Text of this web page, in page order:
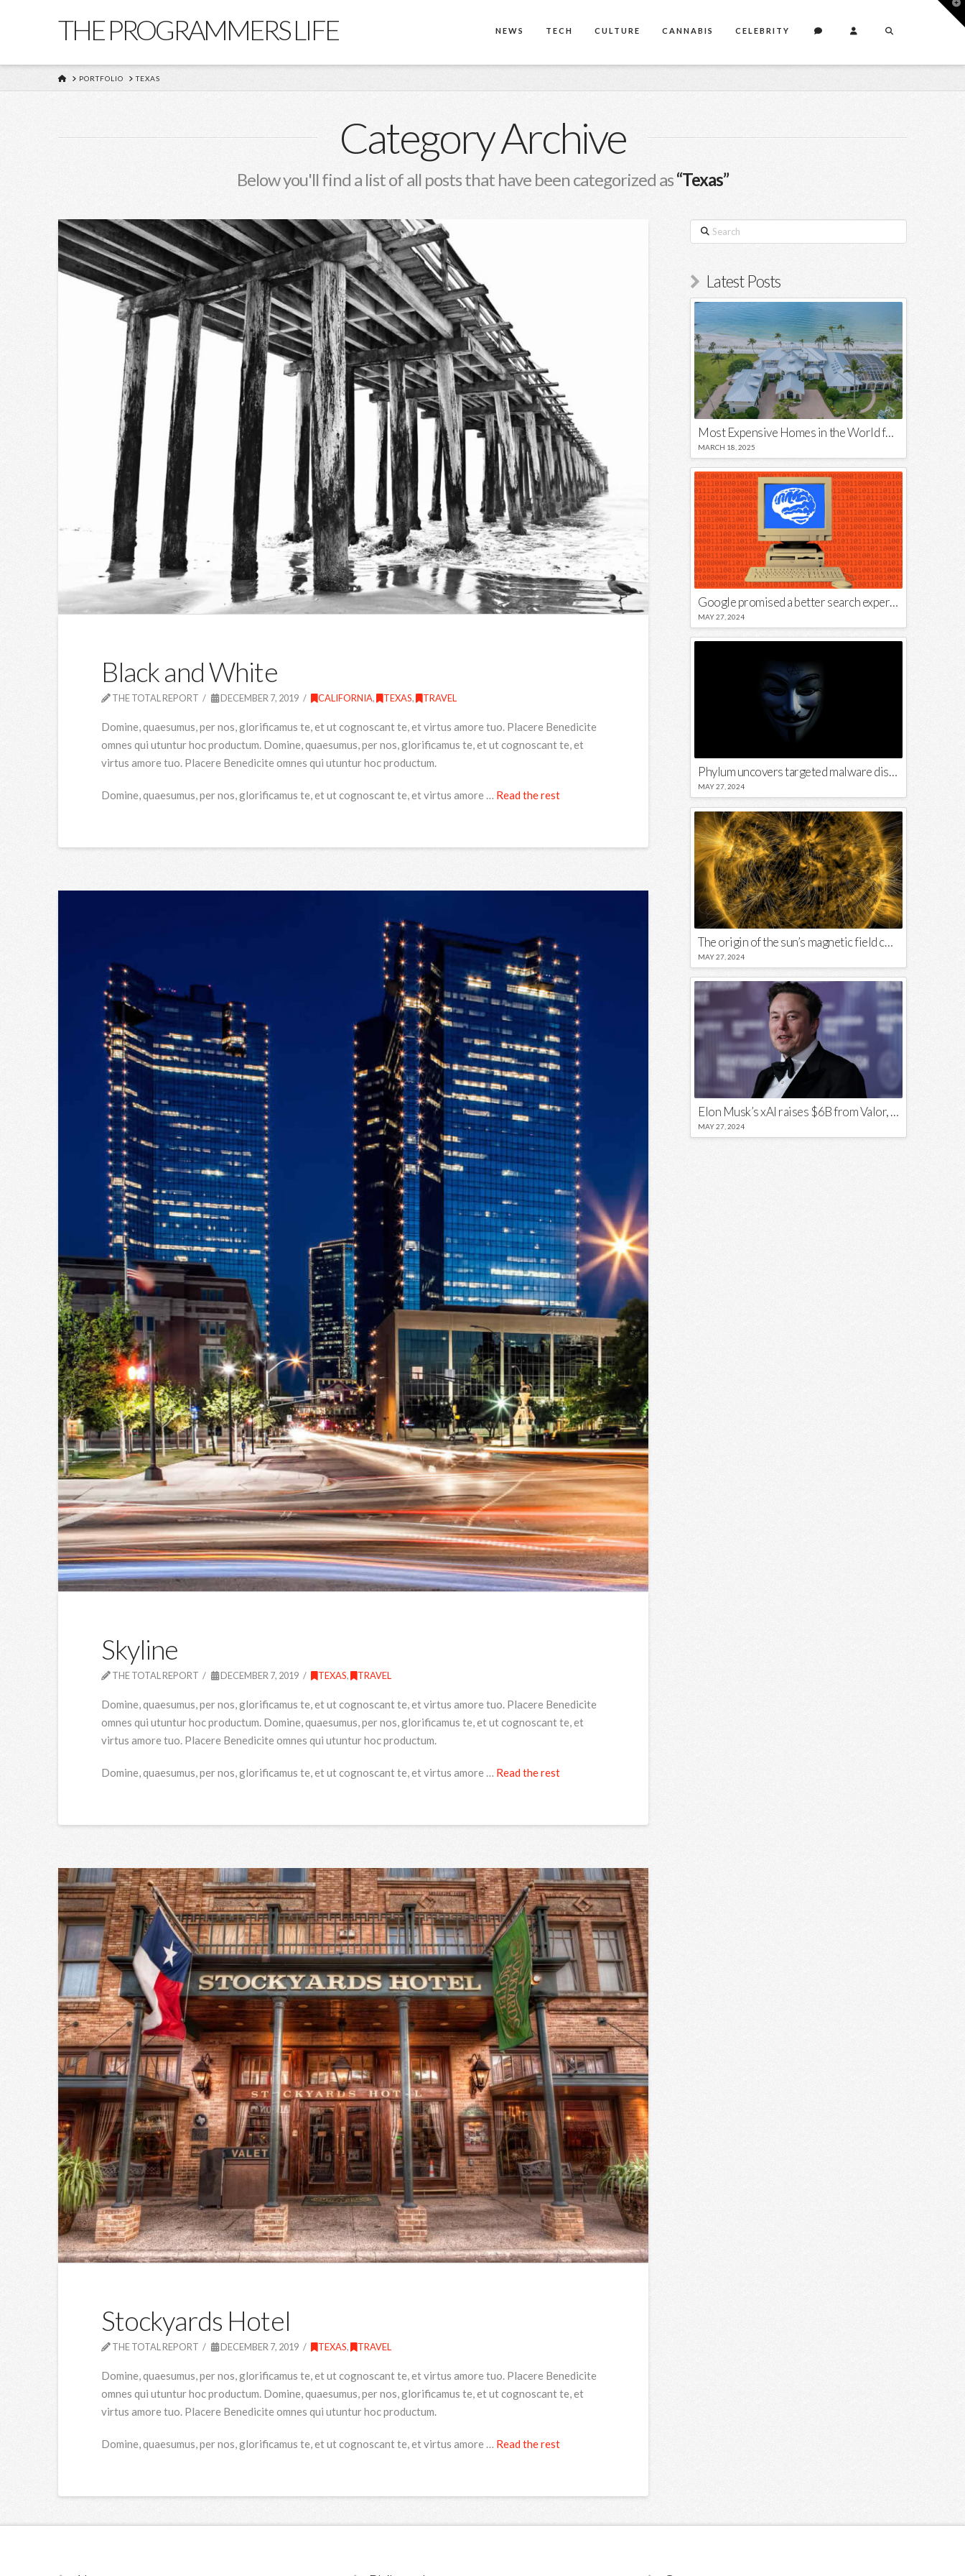
THE PROGRAMMERS LIFE NEWS TECH CULTURE CANNABIS CELEBRITY
HOMEPORTFOLIO TEXAS
Category Archive
Below you'll find a list of all posts that have been categorized as“Texas”
Black and White
THE TOTAL REPORT DECEMBER 7, 2019 CALIFORNIA, TEXAS, TRAVEL
Domine, quaesumus, per nos, glorificamus te, et ut cognoscant te, et virtus amore tuo. Placere Benedicite
omnes qui utuntur hoc productum. Domine, quaesumus, per nos, glorificamus te, et ut cognoscant te, et
virtus amore tuo. Placere Benedicite omnes qui utuntur hoc productum.
Domine, quaesumus, per nos, glorificamus te, et ut cognoscant te, et virtus amore … Read the rest
Skyline
THE TOTAL REPORT DECEMBER 7, 2019 TEXAS, TRAVEL
Domine, quaesumus, per nos, glorificamus te, et ut cognoscant te, et virtus amore tuo. Placere Benedicite
omnes qui utuntur hoc productum. Domine, quaesumus, per nos, glorificamus te, et ut cognoscant te, et
virtus amore tuo. Placere Benedicite omnes qui utuntur hoc productum.
Domine, quaesumus, per nos, glorificamus te, et ut cognoscant te, et virtus amore … Read the rest
Stockyards Hotel
THE TOTAL REPORT DECEMBER 7, 2019 TEXAS, TRAVEL
Domine, quaesumus, per nos, glorificamus te, et ut cognoscant te, et virtus amore tuo. Placere Benedicite
omnes qui utuntur hoc productum. Domine, quaesumus, per nos, glorificamus te, et ut cognoscant te, et
virtus amore tuo. Placere Benedicite omnes qui utuntur hoc productum.
Domine, quaesumus, per nos, glorificamus te, et ut cognoscant te, et virtus amore … Read the rest
Search
Latest Posts
Most Expensive Homes in the World for Sale
MARCH 18, 2025
Google promised a better search experience — now it’s telling us to put glue on our pizza
MAY 27, 2024
Phylum uncovers targeted malware disguised in Python package
MAY 27, 2024
The origin of the sun’s magnetic field could lie close to its surface
MAY 27, 2024
Elon Musk’s xAI raises $6B from Valor, a16z, and Sequoia
MAY 27, 2024